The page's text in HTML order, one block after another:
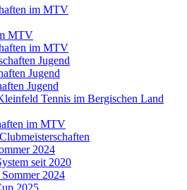
im MTV
MTV
im MTV
Jugend
Jugend
Jugend
Tennis im Bergischen Land
im MTV
2024
seit 2020
2024
2025